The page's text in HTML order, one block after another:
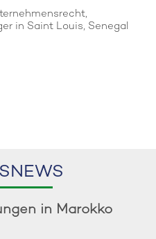
in Saint Louis, Senegal
in Marokko